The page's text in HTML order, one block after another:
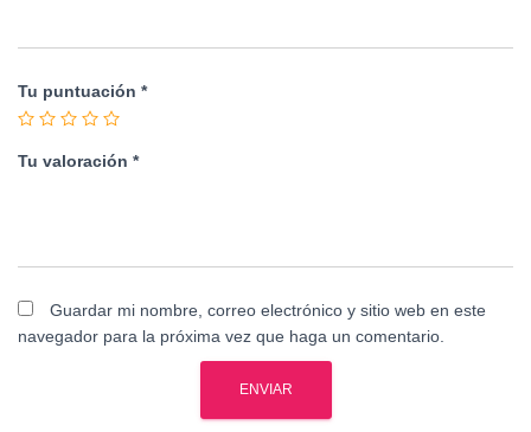
Tu puntuación *
Tu valoración *
Guardar mi nombre, correo electrónico y sitio web en este
navegador para la próxima vez que haga un comentario.